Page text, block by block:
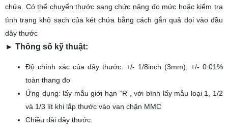
chứa. Có thể chuyển thước sang chức năng đo mức hoặc kiểm tra
tình trạng khô sạch của két chứa bằng cách gắn quả dọi vào đầu
dây thước
► Thông số kỹ thuật:
Độ chính xác của dây thước: +/- 1/8inch (3mm), +/- 0.01%
toàn thang đo
Ứng dụng: lấy mẫu giới hạn “R”, với bình lấy mẫu loại 1, 1/2
và 1/3 lít khi lắp thước vào van chặn MMC
Chiều dài dây thước: